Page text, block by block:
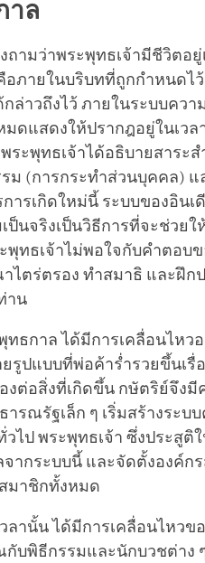
าล
ถามว่าพระพุทธเจ้ามีชีวิตอ
ภายในบริบทที่ถูกกำหนดไ
กล่าวถึงไว้ ภายในระบบค
มดแสดงให้ปรากฎอยู่ในเว
ระพุทธเจ้าได้อธิบายสาระ
ม (การกระทำส่วนบุคคล) แ
การเกิดใหม่นี้ ระบบของอิน
ป็นจริงเป็นวิธีการที่จะช่วย
พุทธเจ้าไม่พอใจกับคำตอบ
ไตร่ตรอง ทำสมาธิ และฝึก
าน
ทธกาล ได้มีการเคลื่อนไหว
รูปแบบที่พ่อค้าร่ำรวยขึ้นเรื่
งต่อสิ่งที่เกิดขึ้น กษัตริย์จึงมี
ารณรัฐเล็ก ๆ เริ่มสร้างระ
ไป พระพุทธเจ้า ซึ่งประสูติ
ากระบบนี้ และจัดตั้งองค์
มาชิกทั้งหมด
ลานั้น ได้มีการเคลื่อนไหว
กับพิธีกรรมและนักบวชต่าง